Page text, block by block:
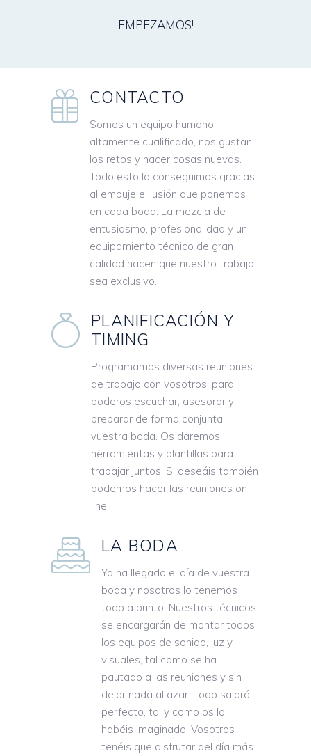
EMPEZAMOS!
CONTACTO
Somos un equipo humano
altamente cualificado, nos gustan
los retos y hacer cosas nuevas.
Todo esto lo conseguimos gracias
al empuje e ilusión que ponemos
en cada boda. La mezcla de
entusiasmo, profesionalidad y un
equipamiento técnico de gran
calidad hacen que nuestro trabajo
sea exclusivo.
PLANIFICACIÓN Y
TIMING
Programamos diversas reuniones
de trabajo con vosotros, para
poderos escuchar, asesorar y
preparar de forma conjunta
vuestra boda. Os daremos
herramientas y plantillas para
trabajar juntos. Si deseáis también
podemos hacer las reuniones on-
line.
LA BODA
Ya ha llegado el día de vuestra
boda y nosotros lo tenemos
todo a punto. Nuestros técnicos
se encargarán de montar todos
los equipos de sonido, luz y
visuales, tal como se ha
pautado a las reuniones y sin
dejar nada al azar. Todo saldrá
perfecto, tal y como os lo
habéis imaginado. Vosotros
tenéis que disfrutar del día más